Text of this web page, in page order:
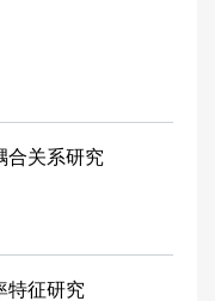
合关系研究
特征研究